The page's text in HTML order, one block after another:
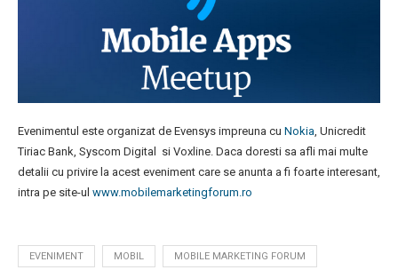
Evenimentul este organizat de Evensys impreuna cu Nokia , Unicredit
Tiriac Bank, Syscom Digital si Voxline. Daca doresti sa afli mai multe
detalii cu privire la acest eveniment care se anunta a fi foarte interesant,
intra pe site-ul www.mobilemarketingforum.ro
EVENIMENT MOBIL MOBILE MARKETING FORUM